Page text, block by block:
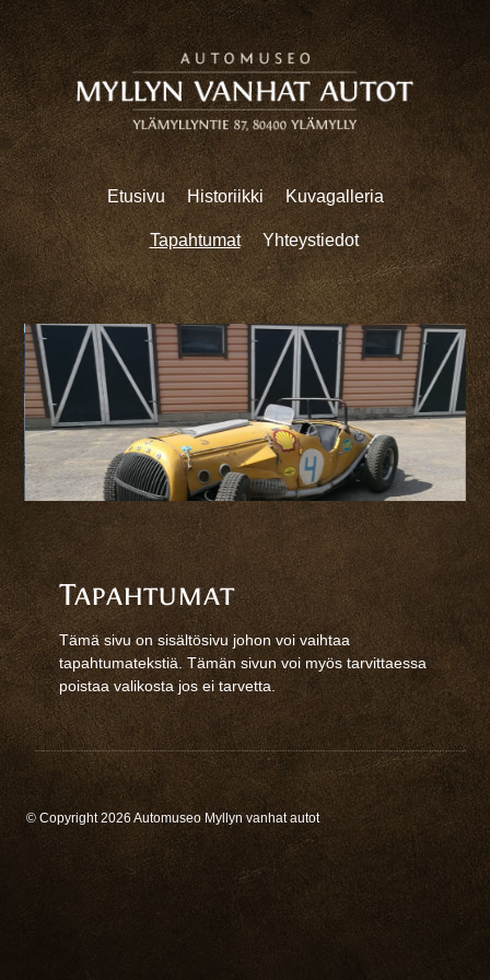
Etusivu Historiikki Kuvagalleria
Tapahtumat Yhteystiedot
Tapahtumat
Tämä sivu on sisältösivu johon voi vaihtaa
tapahtumatekstiä. Tämän sivun voi myös tarvittaessa
poistaa valikosta jos ei tarvetta.
© Copyright 2026 Automuseo Myllyn vanhat autot